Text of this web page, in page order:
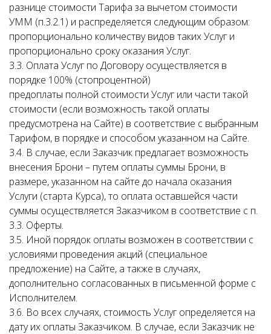
разнице стоимости Тарифа за вычетом стоимости
УММ (п.3.2.1) и распределяется следующим образом:
пропорционально количеству видов таких Услуг и
пропорционально сроку оказания Услуг.
3.3. Оплата Услуг по Договору осуществляется в
порядке 100% (стопроцентной)
предоплаты полной стоимости Услуг или части такой
стоимости (если возможность такой оплаты
предусмотрена на Сайте) в соответствие с выбранным
Тарифом, в порядке и способом указанном на Сайте.
3.4. В случае, если Заказчик предлагает возможность
внесения Брони – путем оплаты суммы Брони, в
размере, указанном на сайте до начала оказания
Услуги (старта Курса), то оплата оставшейся части
суммы осуществляется Заказчиком в соответствие с п.
3.3. Оферты.
3.5. Иной порядок оплаты возможен в соответствии с
условиями проведения акций (специальное
предложение) на Сайте, а также в случаях,
дополнительно согласованных в письменной форме с
Исполнителем.
3.6. Во всех случаях, стоимость Услуг определяется на
дату их оплаты Заказчиком. В случае, если Заказчик не